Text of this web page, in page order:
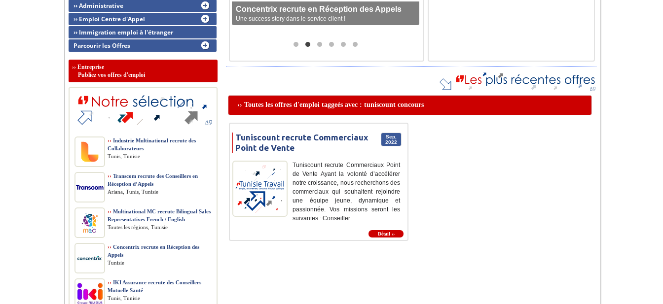
Concentrix recrute en Réception des Appels
Une success story dans le service client !
›› Toutes les offres d'emploi taggeés avec : tuniscount concours
Sep,
2022
Tuniscount recrute Commerciaux
Point de Vente
Tuniscount recrute Commerciaux Point
de Vente Ayant la volonté d’accélérer
notre croissance, nous recherchons des
commerciaux qui souhaitent rejoindre
une équipe jeune, dynamique et
passionnée. Vos missions seront les
suivantes : Conseiller ...
Détail ››
›› Administrative
›› Emploi Centre d'Appel
›› Immigration emploi à l'étranger
Parcourir les Offres
›› Entreprise
Publiez vos offres d'emploi
›› Industrie Multinational recrute des
Collaborateurs
Tunis, Tunisie
›› Transcom recrute des Conseillers en
Réception d’Appels
Ariana, Tunis, Tunisie
›› Multinational MC recrute Bilingual Sales
Representatives French / English
Toutes les régions, Tunisie
›› Concentrix recrute en Réception des
Appels
Tunisie
›› IKI Assurance recrute des Conseillers
Mutuelle Santé
Tunis, Tunisie